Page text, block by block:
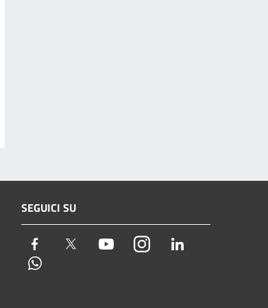
SEGUICI SU
Facebook Twitter YoutubeInstagram